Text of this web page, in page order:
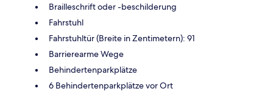
Brailleschrift oder -beschilderung
Fahrstuhl
Fahrstuhltür (Breite in Zentimetern): 91
Barrierearme Wege
Behindertenparkplätze
6 Behindertenparkplätze vor Ort